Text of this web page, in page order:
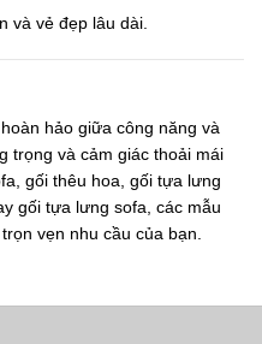
và vẻ đẹp lâu dài.
hảo giữa công năng và
trọng và cảm giác thoải mái
, gối thêu hoa, gối tựa lưng
gối tựa lưng sofa, các mẫu
vẹn nhu cầu của bạn.